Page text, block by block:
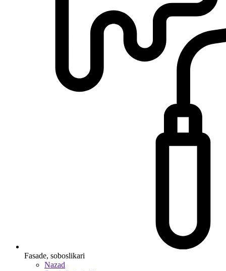
Fasade, soboslikari
Nazad